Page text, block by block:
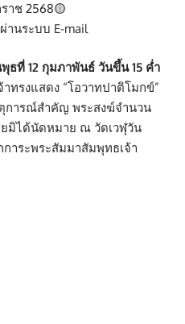
าช 2568🟡
านระบบ E-mail
ธที่ 12 กุมภาพันธ์ วันขึ้น 15 ค่ำ
ทรงแสดง “โอวาทปาติโมกข์”
การณ์สำคัญ พระสงฆ์จำนวน
มิได้นัดหมาย ณ วัดเวฬุวัน
าระพระสัมมาสัมพุทธเจ้า